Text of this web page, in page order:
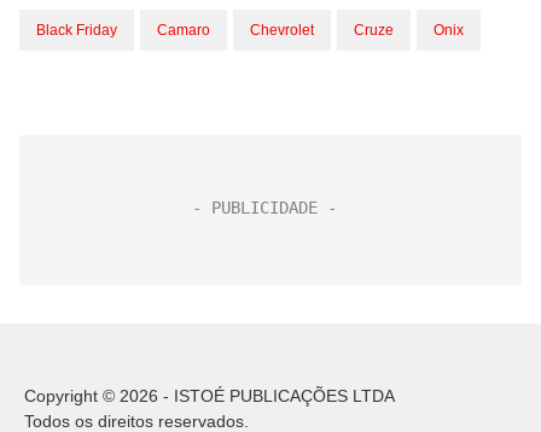
Black Friday Camaro Chevrolet Cruze Onix
Copyright © 2026 - ISTOÉ PUBLICAÇÕES LTDA
Todos os direitos reservados.